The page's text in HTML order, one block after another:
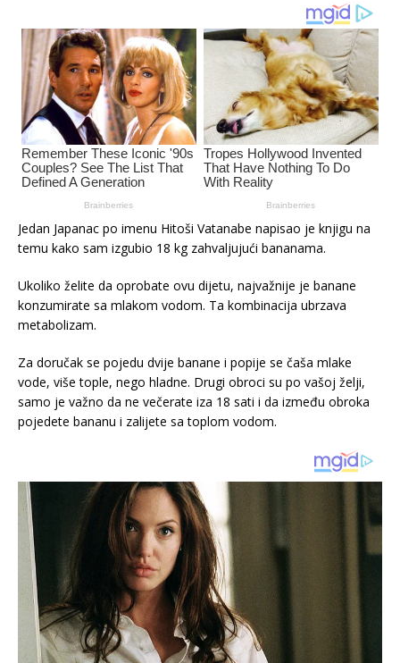
Jedan Japanac po imenu Hitoši Vatanabe napisao je knjigu na
temu kako sam izgubio 18 kg zahvaljujući bananama.
Ukoliko želite da oprobate ovu dijetu, najvažnije je banane
konzumirate sa mlakom vodom. Ta kombinacija ubrzava
metabolizam.
Za doručak se pojedu dvije banane i popije se čaša mlake
vode, više tople, nego hladne. Drugi obroci su po vašoj želji,
samo je važno da ne večerate iza 18 sati i da između obroka
pojedete bananu i zalijete sa toplom vodom.